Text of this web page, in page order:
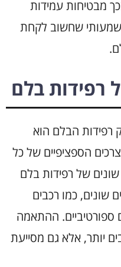
מבטיחות עמידות
משמעותי שחשוב לקחת
רפידות בלם
הבלם הוא
הספציפיים של כל
שונים של רפידות בלם
שונים, כמו רכבים
ספורטיביים. ההתאמה
יותר, אלא גם מסייעת